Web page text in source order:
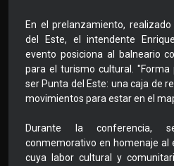
En el prelanzamiento,
del Este, el intendente
evento posiciona al balneario
para el turismo cultural.
ser Punta del Este: una caja de
movimientos para estar en el
Durante la conferencia,
conmemorativo en homenaje al
cuya labor cultural y